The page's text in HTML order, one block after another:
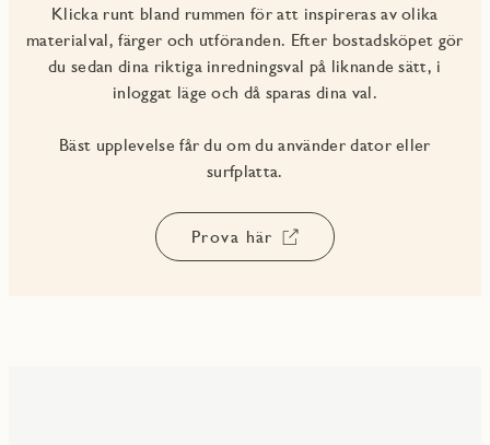
Klicka runt bland rummen för att inspireras av olika
materialval, färger och utföranden. Efter bostadsköpet gör
du sedan dina riktiga inredningsval på liknande sätt, i
inloggat läge och då sparas dina val.
Bäst upplevelse får du om du använder dator eller
surfplatta.
Prova här